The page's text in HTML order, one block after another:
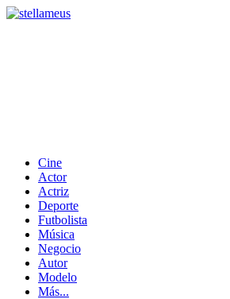
Cine
Actor
Actriz
Deporte
Futbolista
Música
Negocio
Autor
Modelo
Más...